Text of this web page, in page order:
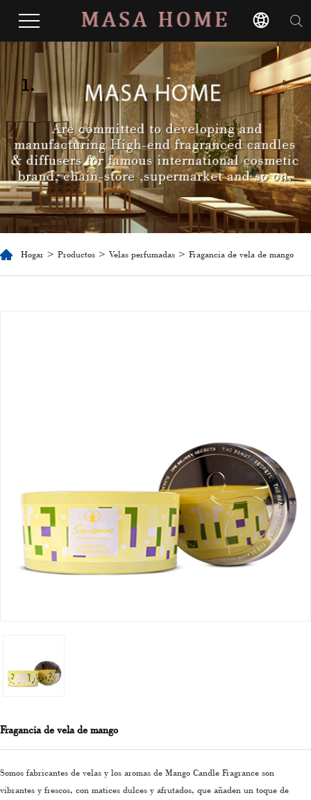
1.
Hogar > Productos > Velas perfumadas > Fragancia de vela de mango
Fragancia de vela de mango
Somos fabricantes de velas y los aromas de Mango Candle Fragrance son
vibrantes y frescos, con matices dulces y afrutados, que añaden un toque de